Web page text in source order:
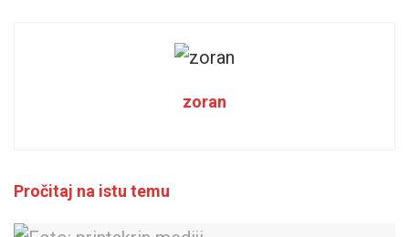
zoran
Pročitaj na istu temu